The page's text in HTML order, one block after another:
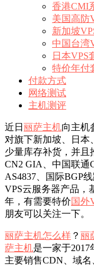
香港CMI
美国高防
新加坡
中国台湾
日本VPS
特价年付
付款方式
网络测试
主机测评
近日 丽萨主机向主机
对旗下新加坡、日本
少量库存补货，并且
CN2 GIA、中国联通
AS4837、国际BGP
VPS云服务器产品，
年，有需要特价国外
朋友可以关注一下。
丽萨主机怎么样 ？ 丽
萨主机是一家于2017
主要销售CDN、域名